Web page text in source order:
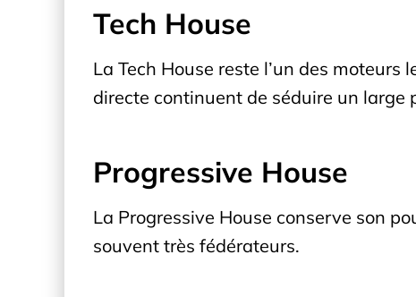
Tech House
La Tech House reste l’un des
directe continuent de séduire un large
Progressive House
La Progressive House conserve son
souvent très fédérateurs.